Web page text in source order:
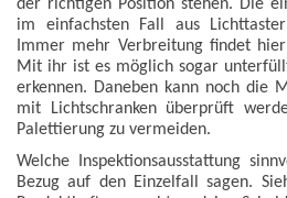
der richtigen Position stehen. Die
im einfachsten Fall aus
Immer mehr Verbreitung findet
Mit ihr ist es möglich sogar
erkennen. Daneben kann noch die
mit Lichtschranken überprüft
Palettierung zu vermeiden.
Welche Inspektionsausstattung
Bezug auf den Einzelfall sagen.